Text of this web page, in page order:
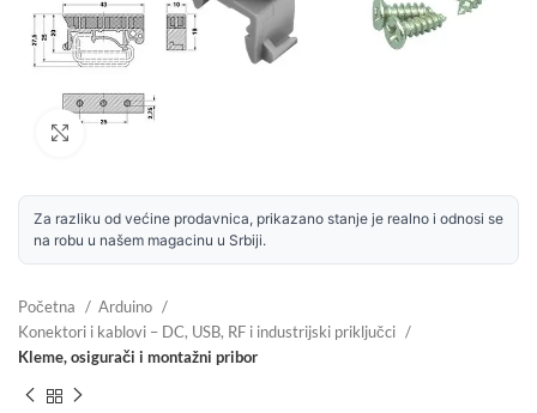
Za razliku od većine prodavnica, prikazano stanje je realno i odnosi se
na robu u našem magacinu u Srbiji.
Početna
Arduino
Konektori i kablovi – DC, USB, RF i industrijski priključci
Kleme, osigurači i montažni pribor